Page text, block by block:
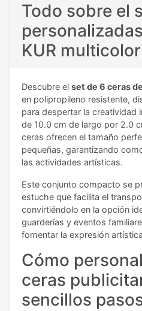
Todo sobre el
KUR multicolor
Descubre el set de 6 ceras
en polipropileno resistente,
para despertar la creatividad
de 10.0 cm de largo por 2.0
ceras ofrecen el tamaño
pequeñas, garantizando
las actividades artísticas.
Este conjunto compacto se
estuche que facilita el
convirtiéndolo en la opción
guarderías y eventos
fomentar la expresión
Cómo
ceras
sencillos